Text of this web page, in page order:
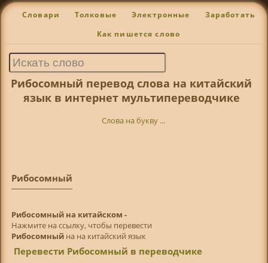
Словари Толковые Электронные Заработать
Как пишется слово
Рибосомный перевод слова на китайский
язык в интернет мультипереводчике
Слова на букву ...
Рибосомный
Рибосомный на китайском -
Нажмите на ссылку, чтобы перевести
Рибосомныйна на китайский язык
Перевести Рибосомный в переводчике